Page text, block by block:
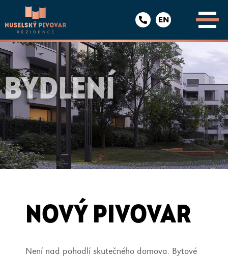
EN
BYDLENÍ
NOVÝ PIVOVAR
Není nad pohodlí skutečného domova. Bytové